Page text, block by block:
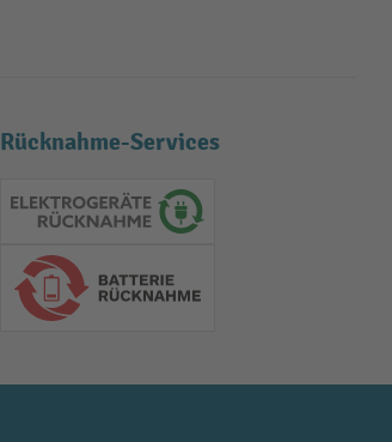
Rücknahme-Services
Elektrogeräte Rückname
Batterie Rückname